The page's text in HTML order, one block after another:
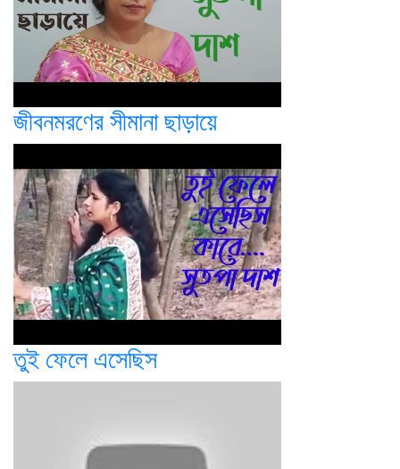
জীবনমরণের সীমানা ছাড়ায়ে
তুই ফেলে এসেছিস